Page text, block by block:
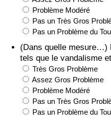
Problème Modéré
Pas un Très Gros
Pas un Problème du
(Dans quelle mesure…)
tels que le vandalisme
Très Gros Problème
Assez Gros Problème
Problème Modéré
Pas un Très Gros
Pas un Problème du